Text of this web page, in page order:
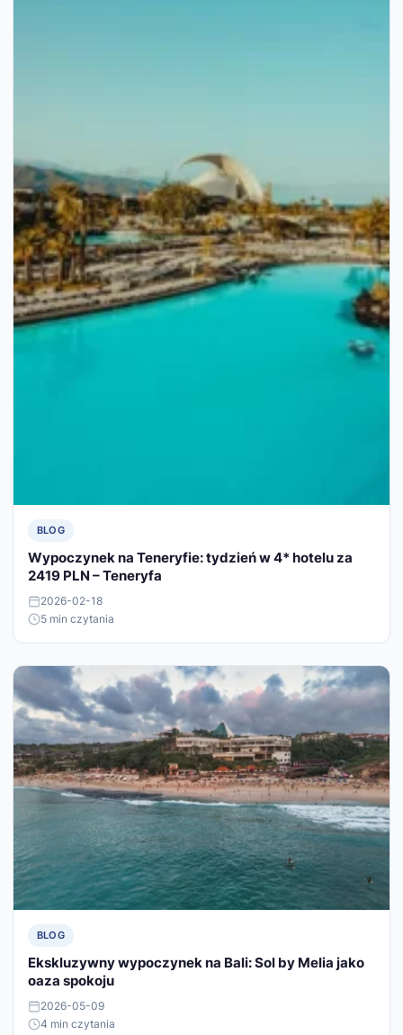
BLOG
Wypoczynek na Teneryfie: tydzień w 4* hotelu za
2419 PLN – Teneryfa
2026-02-18
5 min czytania
BLOG
Ekskluzywny wypoczynek na Bali: Sol by Melia jako
oaza spokoju
2026-05-09
4 min czytania